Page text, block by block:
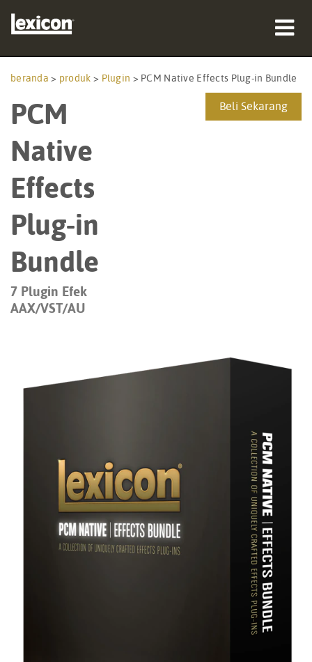
produk
tempat membeli
pelatihan
dukungan
Bahasa/Wilayah
beranda > produk > Plugin > PCM Native Effects Plug-in Bundle
PCM
Native
Effects
Plug-in
Bundle
7 Plugin Efek
AAX/VST/AU
Beli Sekarang